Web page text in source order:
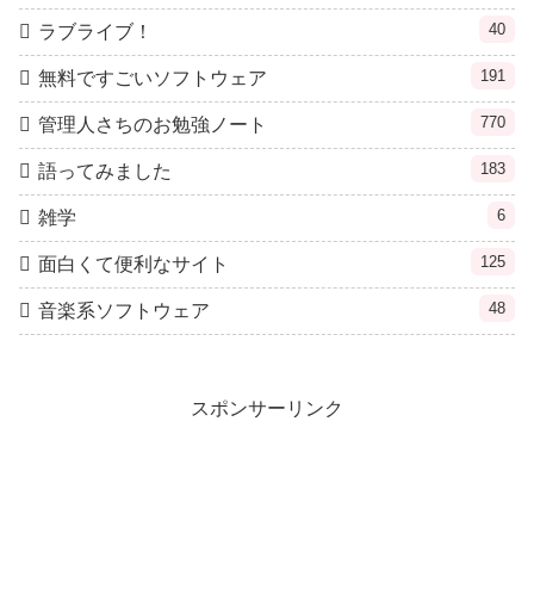
ラブライブ！ 40
無料ですごいソフトウェア 191
管理人さちのお勉強ノート 770
語ってみました 183
雑学 6
面白くて便利なサイト 125
音楽系ソフトウェア 48
スポンサーリンク